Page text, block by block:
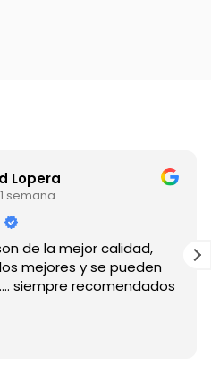
Lopera
semana
de la mejor calidad,
mejores y se pueden
siempre recomendados